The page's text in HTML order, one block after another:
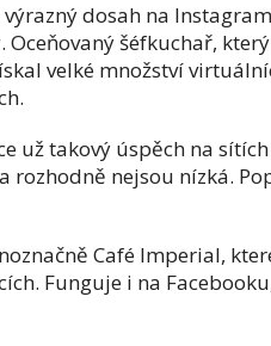
dosah na
Oceňovaný šéfkuchař,
velké množství
už takový úspěch na
rozhodně nejsou nízká.
Café Imperial,
Funguje i na